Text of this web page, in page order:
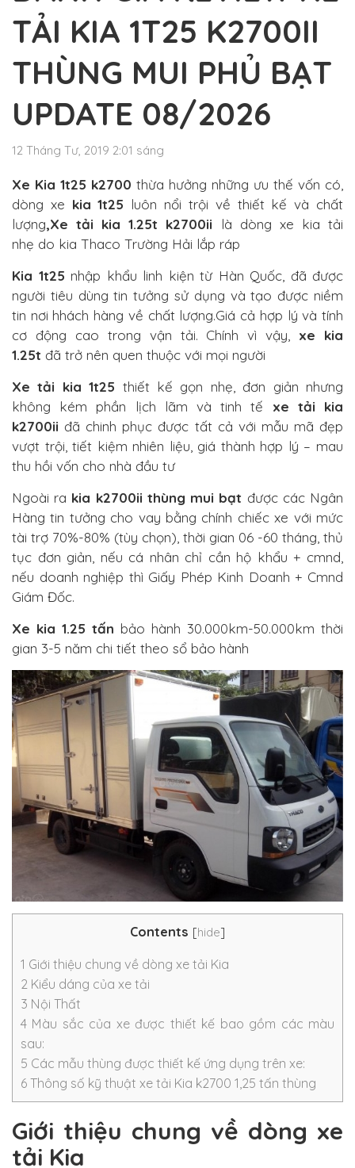
TẢI KIA 1T25 K2700II
THÙNG MUI PHỦ BẠT
UPDATE 08/2026
12 Tháng Tư, 2019 2:01 sáng
Xe Kia 1t25 k2700 thừa hưởng những ưu thế vốn có,
dòng xe kia 1t25 luôn nổi trội về thiết kế và chất
lượng,Xe tải kia 1.25t k2700ii là dòng xe kia tải
nhẹ do kia Thaco Trường Hải lắp ráp
Kia 1t25 nhập khẩu linh kiện từ Hàn Quốc, đã được
người tiêu dùng tin tưởng sử dụng và tạo được niềm
tin nơi hhách hàng về chất lượng.Giá cả hợp lý và tính
cơ động cao trong vận tải. Chính vì vậy, xe kia
1.25t đã trở nên quen thuộc với mọi người
Xe tải kia 1t25 thiết kế gọn nhẹ, đơn giản nhưng
không kém phần lịch lãm và tinh tế xe tải kia
k2700iiđã chinh phục được tất cả với mẫu mã đẹp
vượt trội, tiết kiệm nhiên liệu, giá thành hợp lý – mau
thu hồi vốn cho nhà đầu tư
Ngoài ra kia k2700ii thùng mui bạt được các Ngân
Hàng tin tưởng cho vay bằng chính chiếc xe với mức
tài trợ 70%-80% (tùy chọn), thời gian 06 -60 tháng, thủ
tục đơn giản, nếu cá nhân chỉ cần hộ khẩu + cmnd,
nếu doanh nghiệp thì Giấy Phép Kinh Doanh + Cmnd
Giám Đốc.
Xe kia 1.25 tấn bảo hành 30.000km-50.000km thời
gian 3-5 năm chi tiết theo sổ bảo hành
Contents [hide]
1 Giới thiệu chung về dòng xe tải Kia
2 Kiểu dáng của xe tải
3 Nội Thất
4 Màu sắc của xe được thiết kế bao gồm các màu
sau:
5 Các mẫu thùng được thiết kế ứng dụng trên xe:
6 Thông số kỹ thuật xe tải Kia k2700 1,25 tấn thùng
Giới thiệu chung về dòng xe
tải Kia